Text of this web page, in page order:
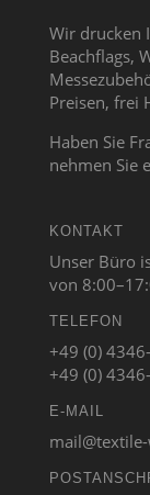
Wir drucken
Beachflags,
Preisen, frei
Haben Sie
nehmen Sie
KONTAKT
Unser Büro
von
TELEFON
+49 (0)
+49 (0)
E-MAIL